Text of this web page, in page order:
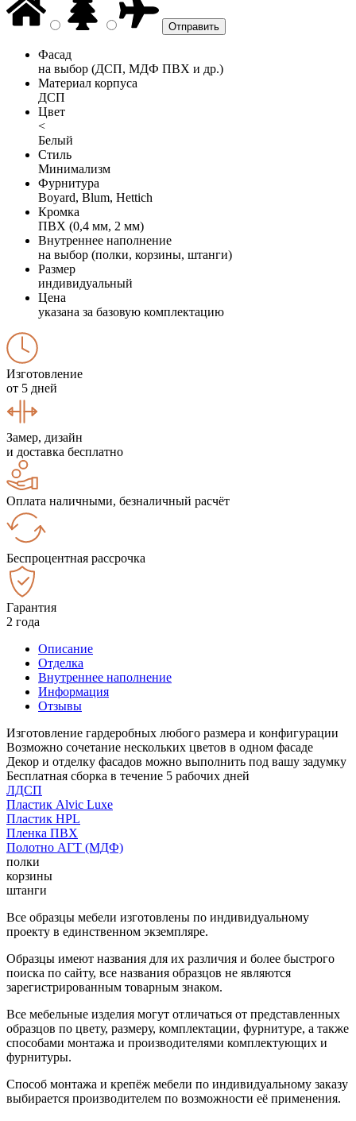
Фасад
на выбор (ДСП, МДФ ПВХ и др.)
Материал корпуса
ДСП
Цвет
<
Белый
Стиль
Минимализм
Фурнитура
Boyard, Blum, Hettich
Кромка
ПВХ (0,4 мм, 2 мм)
Внутреннее наполнение
на выбор (полки, корзины, штанги)
Размер
индивидуальный
Цена
указана за базовую комплектацию
Изготовление
от 5 дней
Замер, дизайн
и доставка бесплатно
Оплата наличными, безналичный расчёт
Беспроцентная рассрочка
Гарантия
2 года
Описание
Отделка
Внутреннее наполнение
Информация
Отзывы
Изготовление гардеробных любого размера и конфигурации
Возможно сочетание нескольких цветов в одном фасаде
Декор и отделку фасадов можно выполнить под вашу задумку
Бесплатная сборка в течение 5 рабочих дней
ЛДСП
Пластик Alvic Luxe
Пластик HPL
Пленка ПВХ
Полотно АГТ (МДФ)
полки
корзины
штанги
Все образцы мебели изготовлены по индивидуальному
проекту в единственном экземпляре.
Образцы имеют названия для их различия и более быстрого
поиска по сайту, все названия образцов не являются
зарегистрированным товарным знаком.
Все мебельные изделия могут отличаться от представленных
образцов по цвету, размеру, комплектации, фурнитуре, а также
способами монтажа и производителями комплектующих и
фурнитуры.
Способ монтажа и крепёж мебели по индивидуальному заказу
выбирается производителем по возможности её применения.